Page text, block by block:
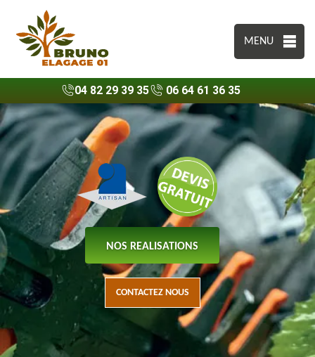
MENU
04 82 29 39 35 06 64 61 36 35
NOS REALISATIONS
CONTACTEZ NOUS